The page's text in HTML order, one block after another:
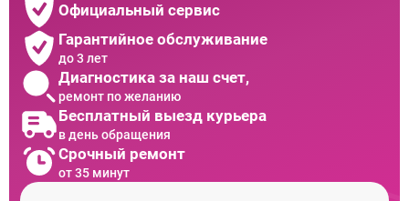
Официальный сервис
Гарантийное обслуживание
до 3 лет
Диагностика за наш счет,
ремонт по желанию
Бесплатный выезд курьера
в день обращения
Срочный ремонт
от 35 минут